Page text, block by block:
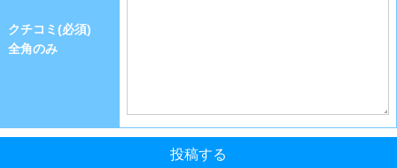
クチコミ(必須)
全角のみ
投稿する